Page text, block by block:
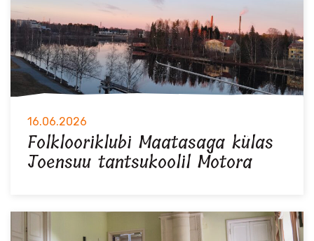
16.06.2026
Folklooriklubi Maatasaga külas
Joensuu tantsukoolil Motora